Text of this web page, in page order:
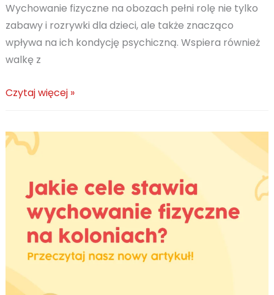
Wychowanie fizyczne na obozach pełni rolę nie tylko
zabawy i rozrywki dla dzieci, ale także znacząco
wpływa na ich kondycję psychiczną. Wspiera również
walkę z
Wychowanie
jego
zaburzenia
psychiczne
rozwój
psychiki
Czytaj więcej »